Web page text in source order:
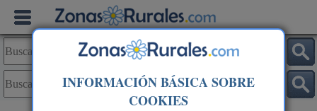
INFORMACIÓN BÁSICA SOBRE
COOKIES